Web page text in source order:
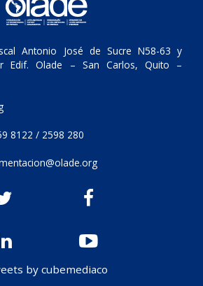
Antonio José de Sucre N58-63 y
Edif. Olade – San Carlos, Quito –
8122 / 2598 280
by cubemediaco